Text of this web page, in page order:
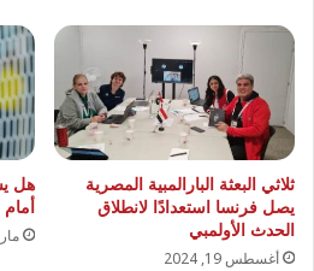
ثلاثي البعثة البارالمبية المصرية
يصل فرنسا استعدادًا لانطلاق
الحدث الأولمبي
أغسطس 19, 2024
هل
أمام
مارس